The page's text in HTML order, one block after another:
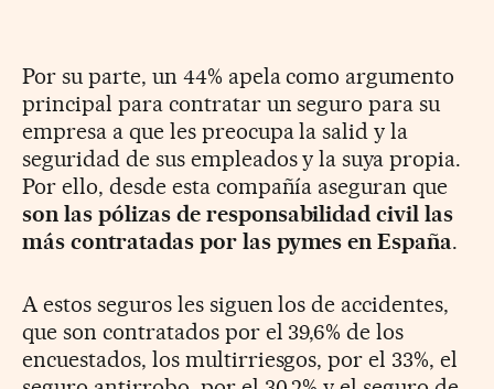
Por su parte, un 44% apela como argumento
principal para contratar un seguro para su
empresa a que les preocupa la salid y la
seguridad de sus empleados y la suya propia.
Por ello, desde esta compañía aseguran que
son las pólizas de responsabilidad civil las
más contratadas por las pymes en España.
A estos seguros les siguen los de accidentes,
que son contratados por el 39,6% de los
encuestados, los multirriesgos, por el 33%, el